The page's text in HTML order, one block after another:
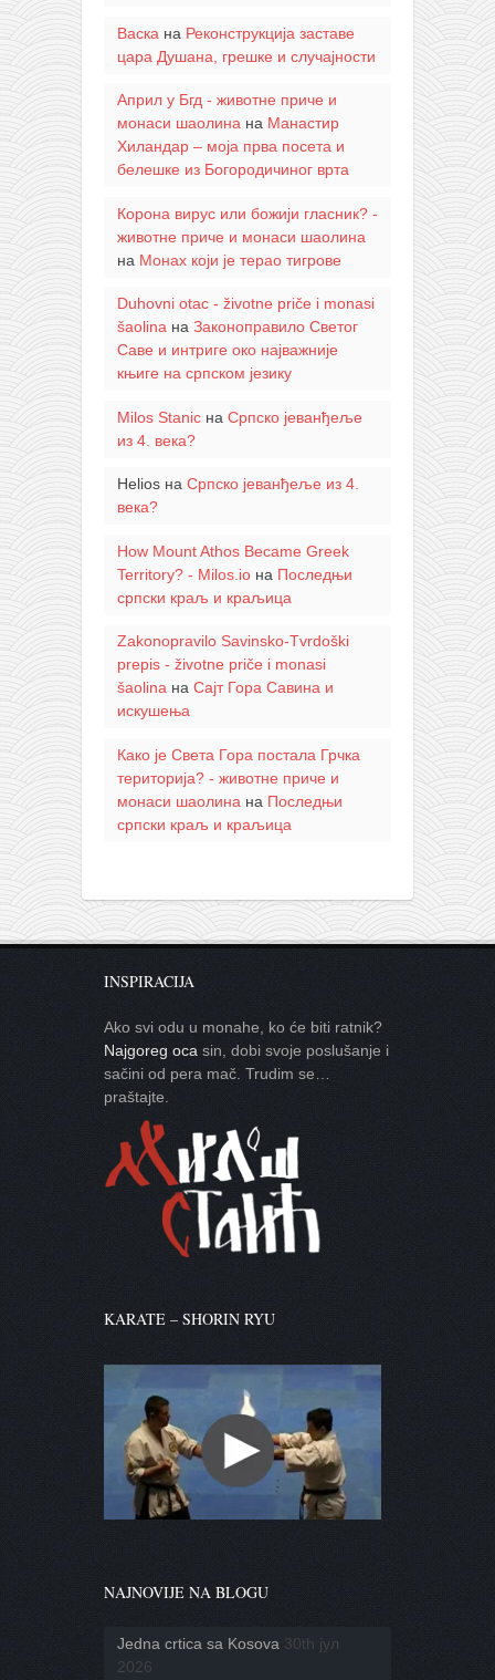
Васка на Реконструкција заставе
цара Душана, грешке и случајности
Април у Бгд - животне приче и
монаси шаолинана Манастир
Хиландар – моја прва посета и
белешке из Богородичиног врта
Корона вирус или божији гласник? -
животне приче и монаси шаолина
на Монах који је терао тигрове
Duhovni otac - životne priče i monasi
šaolinaна Законоправило Светог
Саве и интриге око најважније
књиге на српском језику
Milos Stanicна Српско јеванђеље
из 4. века?
Heliosна Српско јеванђеље из 4.
века?
How Mount Athos Became Greek
Territory? - Milos.ioна Последњи
српски краљ и краљица
Zakonopravilo Savinsko-Tvrdoški
prepis - životne priče i monasi
šaolinaна Сајт Гора Савина и
искушења
Како је Света Гора постала Грчка
територија? - животне приче и
монаси шаолина на Последњи
српски краљ и краљица
INSPIRACIJA
Ako svi odu u monahe, ko će biti ratnik?
Najgoreg oca sin, dobi svoje poslušanje i
sačini od pera mač. Trudim se…
praštajte.
KARATE – SHORIN RYU
NAJNOVIJE NA BLOGU
Jedna crtica sa Kosova 30th јул
2026